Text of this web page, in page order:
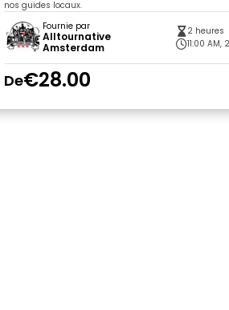
nos guides locaux.
Fournie par
Alltournative
Amsterdam
2 heures
11:00 AM,
De€28.00